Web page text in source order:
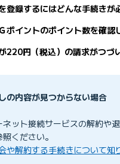
ュバックの受け取り方法を知
金額が異なるのはなぜですか
金について確認したい
登録するにはどんな手続きが
ポイントのポイント数を確認
220円（税込）の請求がつづ
の内容が見つからない場合
ネット接続サービスの解約や
ください。
や解約する手続きについて知